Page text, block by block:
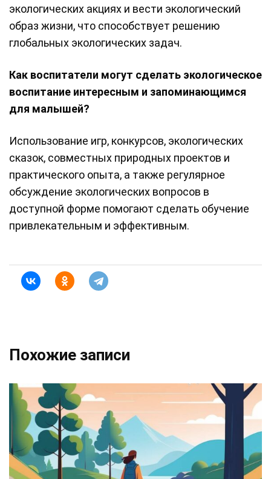
экологических акциях и вести экологический
образ жизни, что способствует решению
глобальных экологических задач.
Как воспитатели могут сделать экологическое
воспитание интересным и запоминающимся
для малышей?
Использование игр, конкурсов, экологических
сказок, совместных природных проектов и
практического опыта, а также регулярное
обсуждение экологических вопросов в
доступной форме помогают сделать обучение
привлекательным и эффективным.
Похожие записи